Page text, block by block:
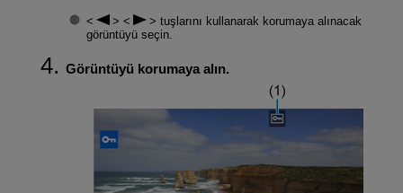
tuşlarını kullanarak korumaya alınacak
görüntüyü seçin.
Görüntüyü korumaya alın.